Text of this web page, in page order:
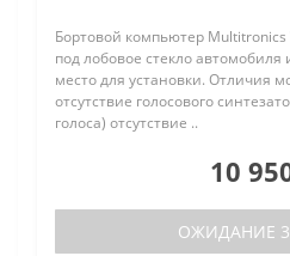
Бортовой компьютер Multitronics
под лобовое стекло
место для установки. Отличия
отсутствие голосового
голоса) отсутствие ..
10
ОЖИДАНИЕ